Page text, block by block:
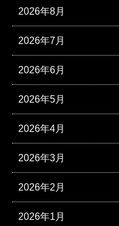
2026年8月
2026年7月
2026年6月
2026年5月
2026年4月
2026年3月
2026年2月
2026年1月